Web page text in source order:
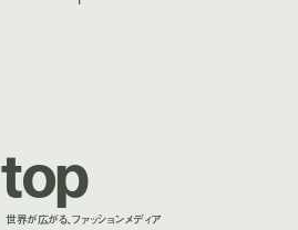
top
世界が広がる、ファッションメディア